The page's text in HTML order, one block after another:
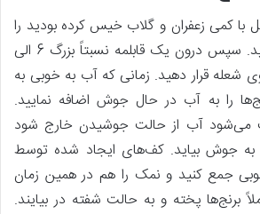
با کمی زعفران و گلاب خیس کرده بودید را
داخل آبکشی خالی کنید. سپس درون یک قابلمه نسبتاً بزرگ 6 الی
شعله قرار دهید. زمانی که آب به خوبی به
را به آب در حال جوش اضافه نمایید.
می‌شود آب از حالت جوشیدن خارج شود
به جوش بیاید. کف‌های ایجاد شده توسط
جمع کنید و نمک را هم در همین زمان
برنج‌ها پخته و به حالت شفته در بیایند.